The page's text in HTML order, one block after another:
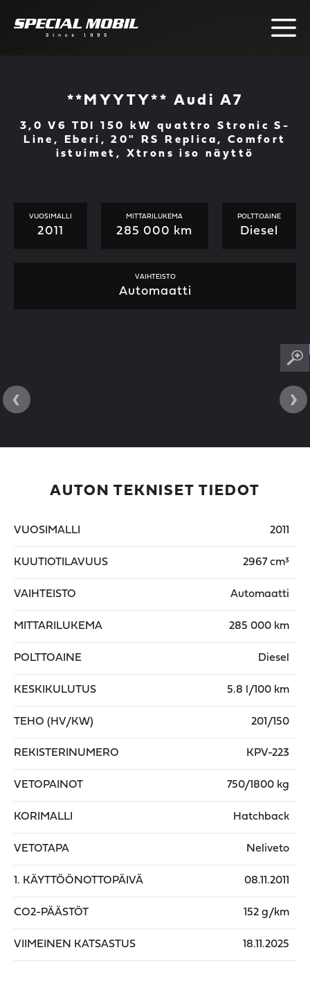
**MYYTY** Audi A7
3,0 V6 TDI 150 kW quattro Stronic S-
Line, Eberi, 20" RS Replica, Comfort
istuimet, Xtrons iso näyttö
VUOSIMALLI
2011
MITTARILUKEMA
285 000 km
POLTTOAINE
Diesel
VAIHTEISTO
Automaatti
‹ ›
AUTON TEKNISET TIEDOT
VUOSIMALLI 2011
KUUTIOTILAVUUS 2967 cm³
VAIHTEISTO Automaatti
MITTARILUKEMA 285 000 km
POLTTOAINE Diesel
KESKIKULUTUS 5.8 l/100 km
TEHO (HV/KW) 201/150
REKISTERINUMERO KPV-223
VETOPAINOT 750/1800 kg
KORIMALLI Hatchback
VETOTAPA Neliveto
1. KÄYTTÖÖNOTTOPÄIVÄ 08.11.2011
CO2-PÄÄSTÖT 152 g/km
VIIMEINEN KATSASTUS 18.11.2025